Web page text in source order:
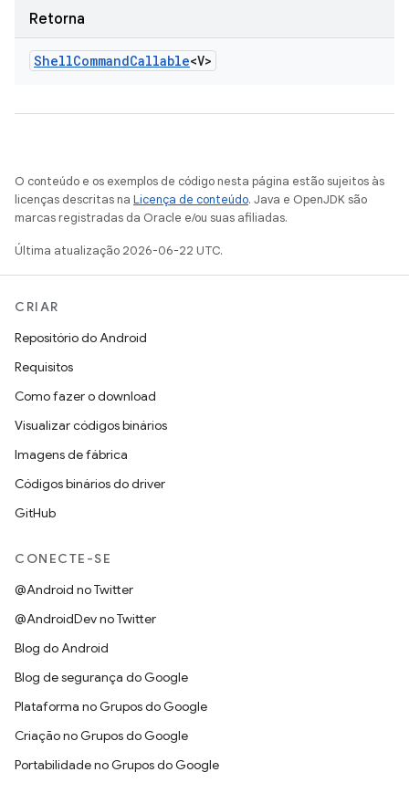
Retorna
ShellCommandCallable<V>
O conteúdo e os exemplos de código nesta página estão sujeitos às
licenças descritas na Licença de conteúdo. Java e OpenJDK são
marcas registradas da Oracle e/ou suas afiliadas.
Última atualização 2026-06-22 UTC.
CRIAR
Repositório do Android
Requisitos
Como fazer o download
Visualizar códigos binários
Imagens de fábrica
Códigos binários do driver
GitHub
CONECTE-SE
@Android no Twitter
@AndroidDev no Twitter
Blog do Android
Blog de segurança do Google
Plataforma no Grupos do Google
Criação no Grupos do Google
Portabilidade no Grupos do Google